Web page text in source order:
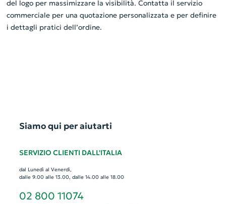
del logo per massimizzare la visibilità. Contatta il servizio
commerciale per una quotazione personalizzata e per definire
i dettagli pratici dell’ordine.
Siamo qui per aiutarti
SERVIZIO CLIENTI DALL'ITALIA
dal Lunedì al Venerdì,
dalle 9.00 alle 13.00, dalle 14.00 alle 18.00
02 800 11074